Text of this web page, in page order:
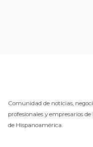
Comunidad de noticias,
profesionales y empresarios
de Hispanoamérica.